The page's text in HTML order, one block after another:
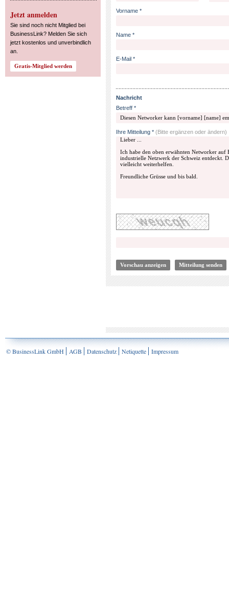
Jetzt anmelden
Sie sind noch nicht Mitglied bei
BusinessLink? Melden Sie sich
jetzt kostenlos und unverbindlich
an.
Vorname *
Name *
E-Mail *
Nachricht
Betreff *
Ihre Mitteilung * (Bitte ergänzen oder ändern)
© BusinessLink GmbH AGB Datenschutz Netiquette Impressum